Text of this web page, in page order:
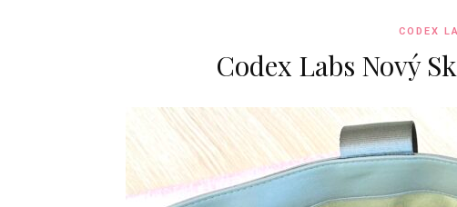
CODEX
Codex Labs Nový